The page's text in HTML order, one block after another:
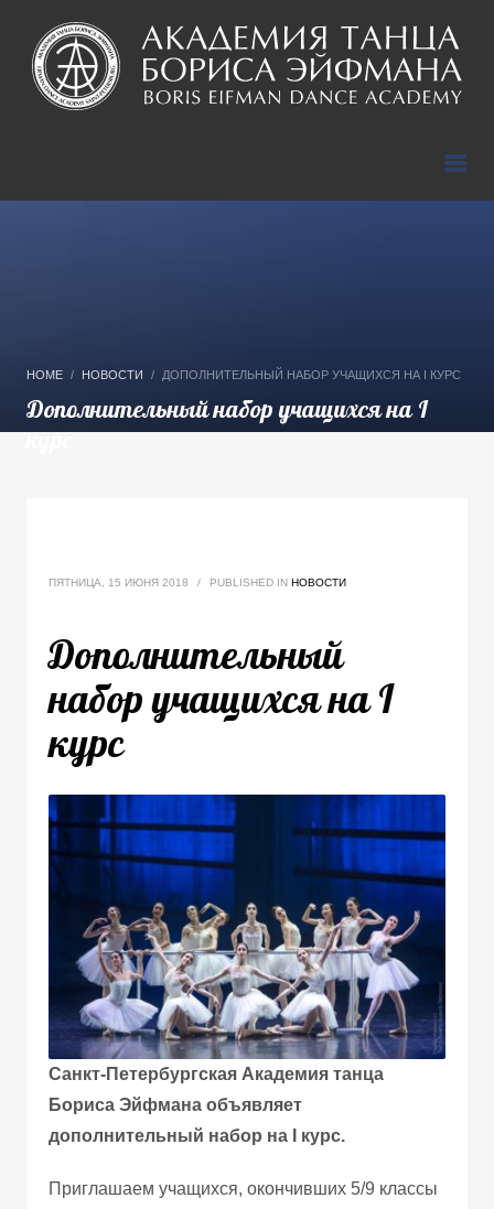
HOME НОВОСТИ ДОПОЛНИТЕЛЬНЫЙ НАБОР УЧАЩИХСЯ НА I КУРС
Дополнительный набор учащихся на I
курс
ПЯТНИЦА, 15 ИЮНЯ 2018 / PUBLISHED IN НОВОСТИ
Дополнительный
набор учащихся на I
курс
Санкт-Петербургская Академия танца
Бориса Эйфмана объявляет
дополнительный набор на I курс.
Приглашаем учащихся, окончивших 5/9 классы